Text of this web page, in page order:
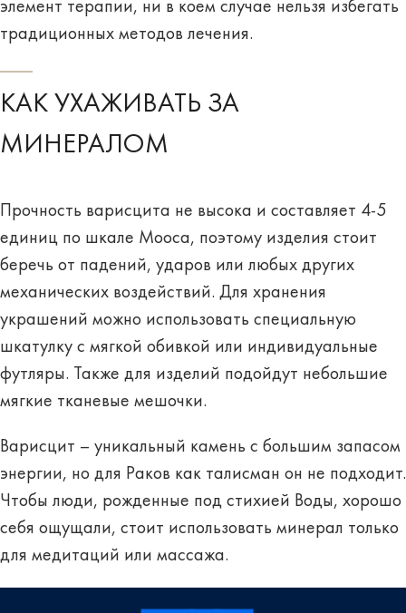
элемент терапии, ни в коем случае нельзя избегать
традиционных методов лечения.
КАК УХАЖИВАТЬ ЗА
МИНЕРАЛОМ
Прочность варисцита не высока и составляет 4-5
единиц по шкале Мооса, поэтому изделия стоит
беречь от падений, ударов или любых других
механических воздействий. Для хранения
украшений можно использовать специальную
шкатулку с мягкой обивкой или индивидуальные
футляры. Также для изделий подойдут небольшие
мягкие тканевые мешочки.
Варисцит – уникальный камень с большим запасом
энергии, но для Раков как талисман он не подходит.
Чтобы люди, рожденные под стихией Воды, хорошо
себя ощущали, стоит использовать минерал только
для медитаций или массажа.